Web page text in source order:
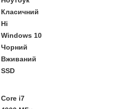
Класичний
Ні
Windows 10
Чорний
Вживаний
SSD
Core i7